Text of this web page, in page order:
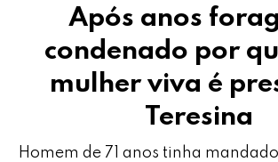
Após anos
condenado por
mulher viva é
Teresina
Homem de 71 anos tinha